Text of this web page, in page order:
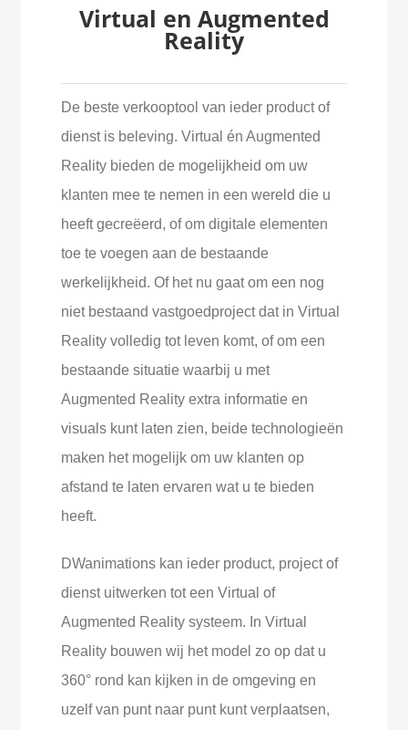
Virtual en Augmented
Reality
De beste verkooptool van ieder product of
dienst is beleving. Virtual én Augmented
Reality bieden de mogelijkheid om uw
klanten mee te nemen in een wereld die u
heeft gecreëerd, of om digitale elementen
toe te voegen aan de bestaande
werkelijkheid. Of het nu gaat om een nog
niet bestaand vastgoedproject dat in Virtual
Reality volledig tot leven komt, of om een
bestaande situatie waarbij u met
Augmented Reality extra informatie en
visuals kunt laten zien, beide technologieën
maken het mogelijk om uw klanten op
afstand te laten ervaren wat u te bieden
heeft.
DWanimations kan ieder product, project of
dienst uitwerken tot een Virtual of
Augmented Reality systeem. In Virtual
Reality bouwen wij het model zo op dat u
360° rond kan kijken in de omgeving en
uzelf van punt naar punt kunt verplaatsen,